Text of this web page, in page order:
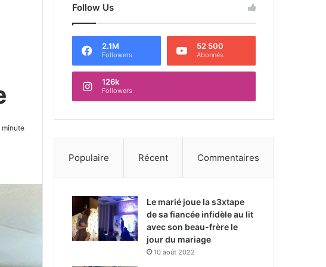
minute
Follow Us
2.1M
Followers
52 500
Abonnés
126k
Followers
Populaire Récent Commentaires
Le marié joue la s3xtape
de sa fiancée infidèle au lit
avec son beau-frère le
jour du mariage
10 août 2022